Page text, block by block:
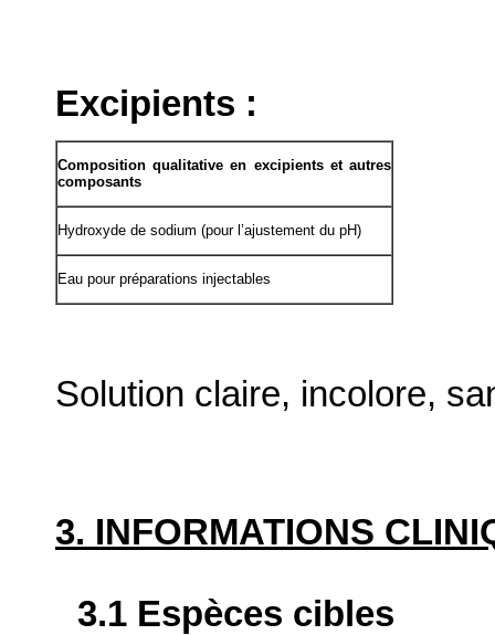
Excipients :
Composition qualitative en excipients et autres
composants
Hydroxyde de sodium (pour l’ajustement du pH)
Eau pour préparations injectables
Solution claire, incolore,
3. INFORMATIONS
3.1 Espèces cibles